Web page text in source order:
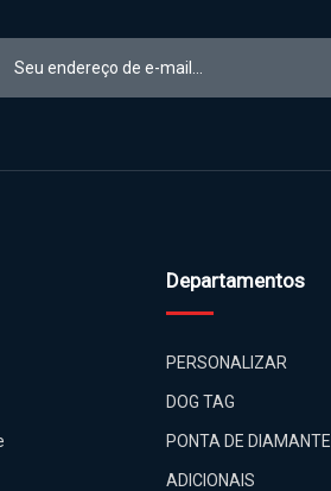
Departamentos
PERSONALIZAR
DOG TAG
PONTA DE DIAMANTE
ADICIONAIS